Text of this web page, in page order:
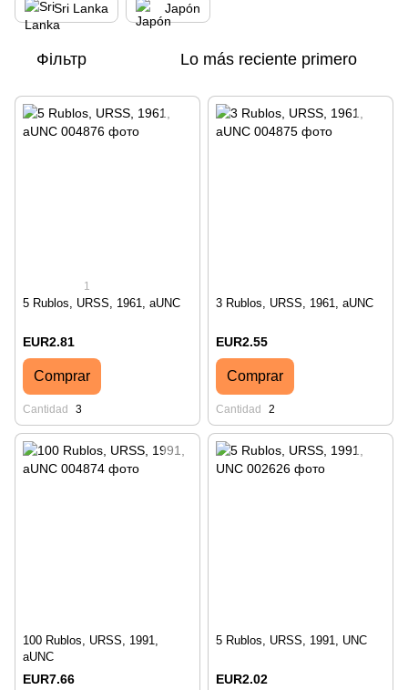
Sri Lanka Japón
Фільтр Lo más reciente primero
1
5 Rublos, URSS, 1961, aUNC
EUR2.81
Comprar
Cantidad 3
3 Rublos, URSS, 1961, aUNC
EUR2.55
Comprar
Cantidad 2
100 Rublos, URSS, 1991,
aUNC
EUR7.66
5 Rublos, URSS, 1991, UNC
EUR2.02